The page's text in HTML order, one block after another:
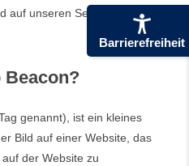
Barrierefreiheit
auf unseren Servern oder auf
Beacon?
genannt), ist ein kleines
Bild auf einer Website, das
der Website zu